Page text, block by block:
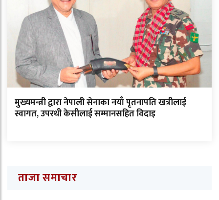
मुख्यमन्त्री द्वारा नेपाली सेनाका नयाँ पृतनापति खत्रीलाई
स्वागत, उपरथी केसीलाई सम्मानसहित विदाइ
ताजा समाचार